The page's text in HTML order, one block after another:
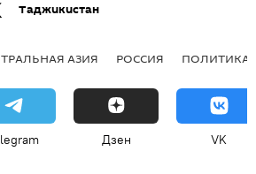
Таджикистан
АЗИЯ РОССИЯ ПОЛИТИКА
Дзен VK